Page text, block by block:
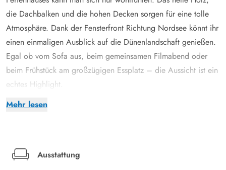
Mehr lesen
die Dachbalken und die hohen Decken sorgen für eine tolle
Atmosphäre. Dank der Fensterfront Richtung Nordsee könnt ihr
einen einmaligen Ausblick auf die Dünenlandschaft genießen.
Egal ob vom Sofa aus, beim gemeinsamen Filmabend oder
beim Frühstück am großzügigen Essplatz – die Aussicht ist ein
echtes Highlight.
Richtig hyggelig wird es, wenn ihr am Abend den Kamin
Küche befindet sich direkt neben dem Essbereich. Hier findet
Ausstattung